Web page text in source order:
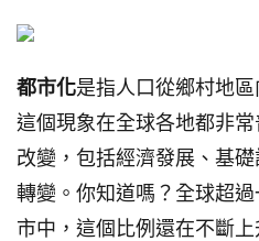
都市化是指人口從鄉村地
這個現象在全球各地都非常
改變，包括經濟發展、基
轉變。你知道嗎？全球超
市中，這個比例還在不斷上